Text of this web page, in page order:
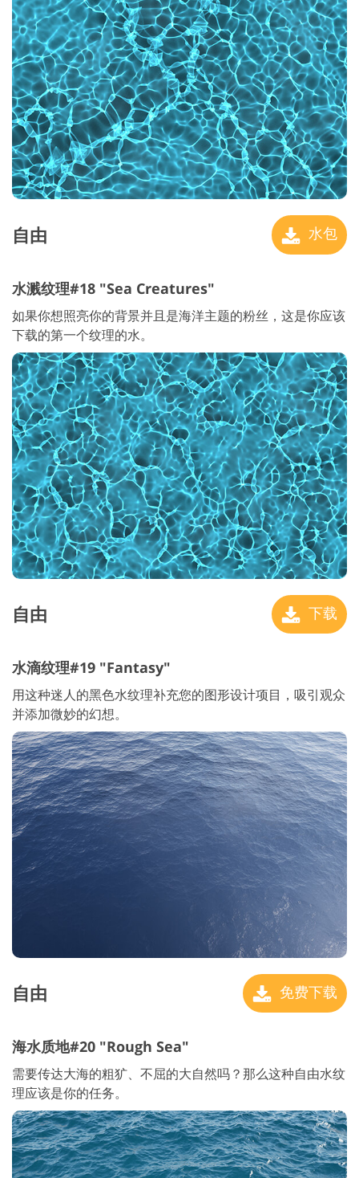
自由 水包
水溅纹理#18 "Sea Creatures"
如果你想照亮你的背景并且是海洋主题的粉丝，这是你应该
下载的第一个纹理的水。
自由 下载
水滴纹理#19 "Fantasy"
用这种迷人的黑色水纹理补充您的图形设计项目，吸引观众
并添加微妙的幻想。
自由 免费下载
海水质地#20 "Rough Sea"
需要传达大海的粗犷、不屈的大自然吗？那么这种自由水纹
理应该是你的任务。